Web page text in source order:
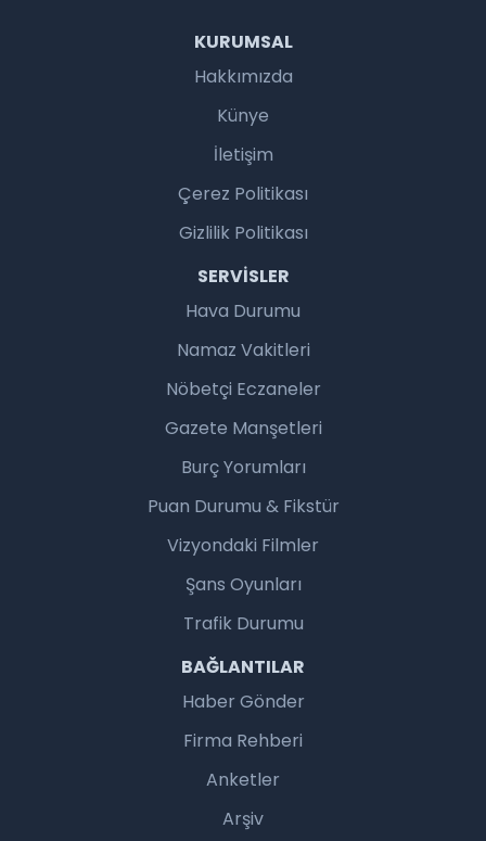
KURUMSAL
Hakkımızda
Künye
İletişim
Çerez Politikası
Gizlilik Politikası
SERVISLER
Hava Durumu
Namaz Vakitleri
Nöbetçi Eczaneler
Gazete Manşetleri
Burç Yorumları
Puan Durumu & Fikstür
Vizyondaki Filmler
Şans Oyunları
Trafik Durumu
BAĞLANTILAR
Haber Gönder
Firma Rehberi
Anketler
Arşiv